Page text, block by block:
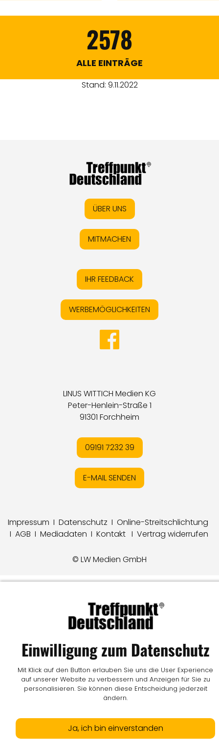
2578
ALLE EINTRÄGE
Stand: 9.11.2022
ÜBER UNS
MITMACHEN
IHR FEEDBACK
WERBEMÖGLICHKEITEN
LINUS WITTICH Medien KG
Peter-Henlein-Straße 1
91301 Forchheim
09191 7232 39
E-MAIL SENDEN
Impressum I Datenschutz I Online-Streitschlichtung
I AGB I Mediadaten I Kontakt I Vertrag widerrufen
© LW Medien GmbH
Einwilligung zum Datenschutz
Mit Klick auf den Button erlauben Sie uns die User Experience
auf unserer Website zu verbessern und Anzeigen für Sie zu
personalisieren. Sie können diese Entscheidung jederzeit
ändern.
Ja, ich bin einverstanden